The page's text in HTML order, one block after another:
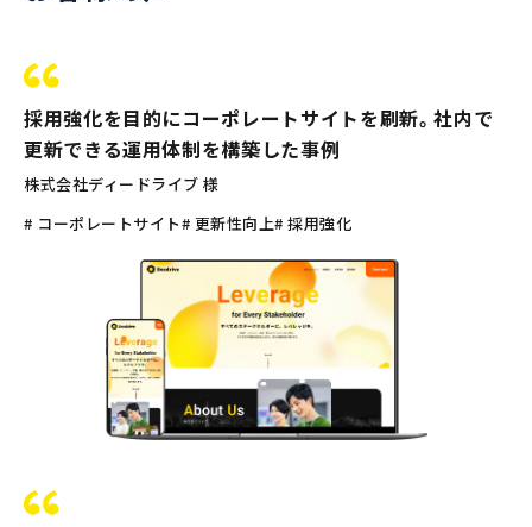
採用強化を目的にコーポレートサイトを刷新。社内で
更新できる運用体制を構築した事例
株式会社ディードライブ 様
# コーポレートサイト# 更新性向上# 採用強化